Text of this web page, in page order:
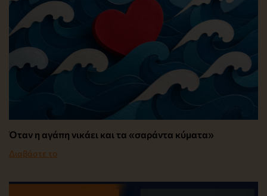
Όταν η αγάπη νικάει και τα «σαράντα κύματα»
Διαβάστε το